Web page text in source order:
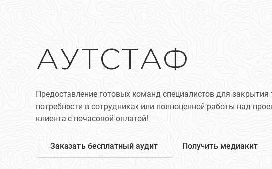
АУТСТАФ
Предоставление готовых команд специалистов для закрытия
потребности в сотрудниках или полноценной работы над
клиента с почасовой оплатой!
Заказать бесплатный аудит Получить медиакит